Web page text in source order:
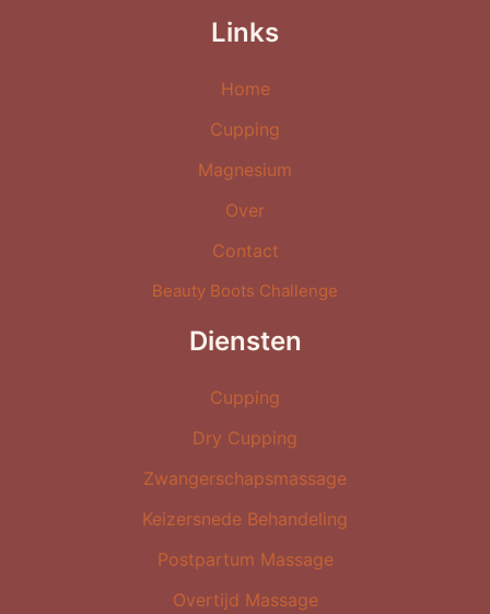
Links
Home
Cupping
Magnesium
Over
Contact
Beauty Boots Challenge
Diensten
Cupping
Dry Cupping
Zwangerschapsmassage
Keizersnede Behandeling
Postpartum Massage
Overtijd Massage